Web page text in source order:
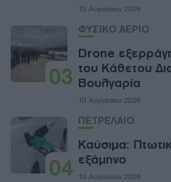
10 Αυγούστου 2026
03
ΦΥΣΙΚΟ ΑΕΡΙΟ
Drone
του Κάθετου
Βουλγαρία
10 Αυγούστου 2026
04
ΠΕΤΡΕΛΑΙΟ
Καύσιμα:
εξάμηνο
10 Αυγούστου 2026